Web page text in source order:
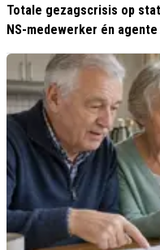
Totale gezagscrisis op
NS-medewerker én